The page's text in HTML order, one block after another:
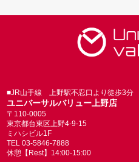
■JR山手線 上野駅不忍口より徒歩3分
ユニバーサルバリュー上野店
〒110-0005
東京都台東区上野4-9-15
ミハシビル1F
TEL 03-5846-7888
休憩【Rest】14:00-15:00